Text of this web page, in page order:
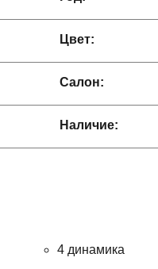
Цвет:
Салон:
Наличие:
4 динамика